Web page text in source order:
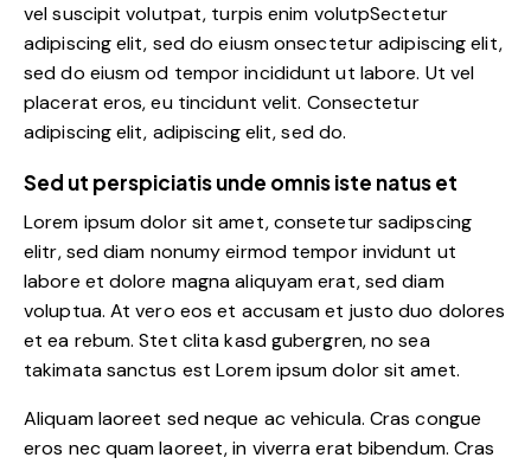
vel suscipit volutpat, turpis enim volutpSectetur
adipiscing elit, sed do eiusm onsectetur adipiscing elit,
sed do eiusm od tempor incididunt ut labore. Ut vel
placerat eros, eu tincidunt velit. Consectetur
adipiscing elit, adipiscing elit, sed do.
Sed ut perspiciatis unde omnis iste natus et
Lorem ipsum dolor sit amet, consetetur sadipscing
elitr, sed diam nonumy eirmod tempor invidunt ut
labore et dolore magna aliquyam erat, sed diam
voluptua. At vero eos et accusam et justo duo dolores
et ea rebum. Stet clita kasd gubergren, no sea
takimata sanctus est Lorem ipsum dolor sit amet.
Aliquam laoreet sed neque ac vehicula. Cras congue
eros nec quam laoreet, in viverra erat bibendum. Cras